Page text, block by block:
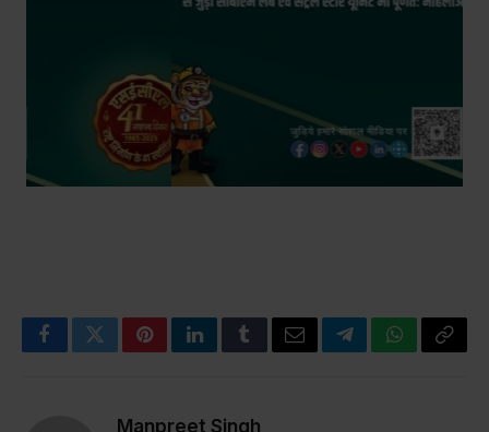
FacebookTwitterPinterestLinkedInTumblrEmailTelegramWhatsApp
Copy
Manpreet Singh